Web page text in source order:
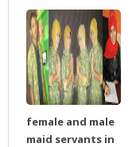
female and male
maid servants in